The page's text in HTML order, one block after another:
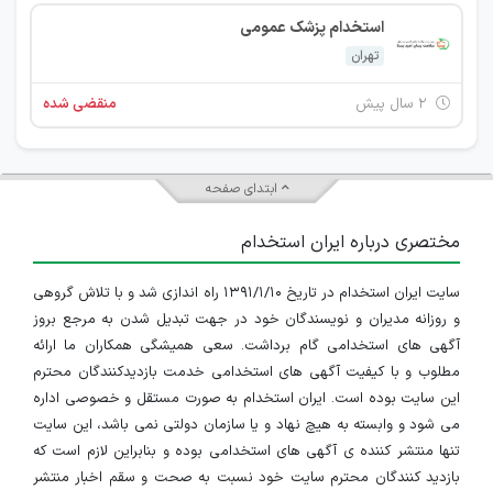
استخدام پزشک عمومی
تهران
منقضی شده
ابتدای صفحه
مختصری درباره ایران استخدام
سایت ایران استخدام در تاریخ ۱۳۹۱/۱/۱۰ راه اندازی شد و با تلاش گروهی
و روزانه مدیران و نویسندگان خود در جهت تبدیل شدن به مرجع بروز
آگهی های استخدامی گام برداشت. سعی همیشگی همکاران ما ارائه
مطلوب و با کیفیت آگهی های استخدامی خدمت بازدیدکنندگان محترم
این سایت بوده است. ایران استخدام به صورت مستقل و خصوصی اداره
می شود و وابسته به هیچ نهاد و یا سازمان دولتی نمی باشد، این سایت
تنها منتشر کننده ی آگهی های استخدامی بوده و بنابراین لازم است که
بازدید کنندگان محترم سایت خود نسبت به صحت و سقم اخبار منتشر